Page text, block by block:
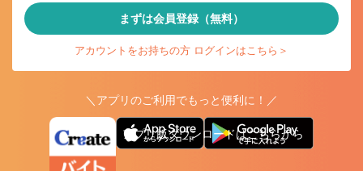
まずは会員登録（無料）
アカウントをお持ちの方 ログインはこちら＞
＼アプリのご利用でもっと便利に！／
アプリ版ダウンロードはこちらから